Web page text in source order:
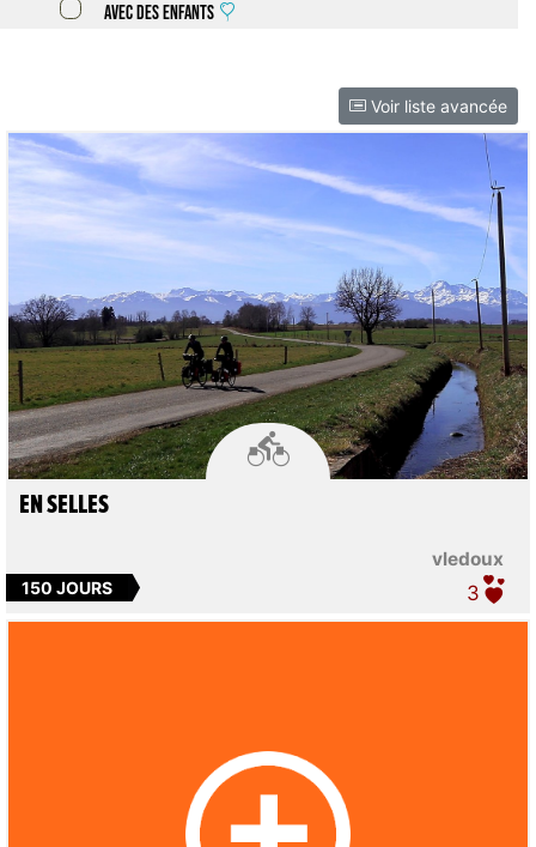
Avec des enfants
Voir liste avancée

vledoux
EN SELLES
150 JOURS 3